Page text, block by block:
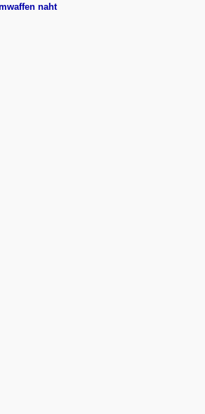
naht